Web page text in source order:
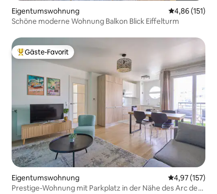
Eigentumswohnung
4,86 (151)
Schöne moderne Wohnung Balkon Blick Eiffelturm
Beliebter Gäste-Favorit.
Gäste-Favorit
Eigentumswohnung
4,97 (157)
Prestige-Wohnung mit Parkplatz in der Nähe des Arc de